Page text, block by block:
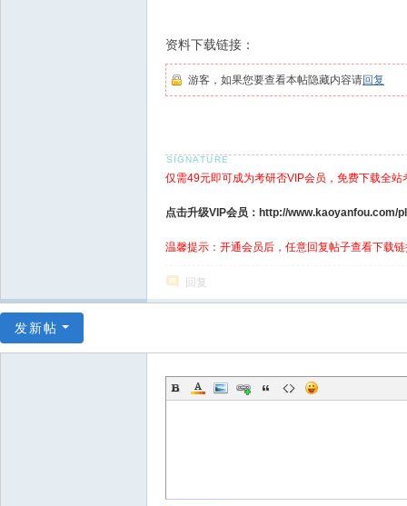
资料下载链接：
游客，如果您要查看本帖隐藏内容请回复
仅需49元即可成为考研否VIP会员，免费下载全站
点击升级VIP会员：http://www.kaoyanfou.com/
温馨提示：开通会员后，任意回复帖子查看下载
回复
发新帖